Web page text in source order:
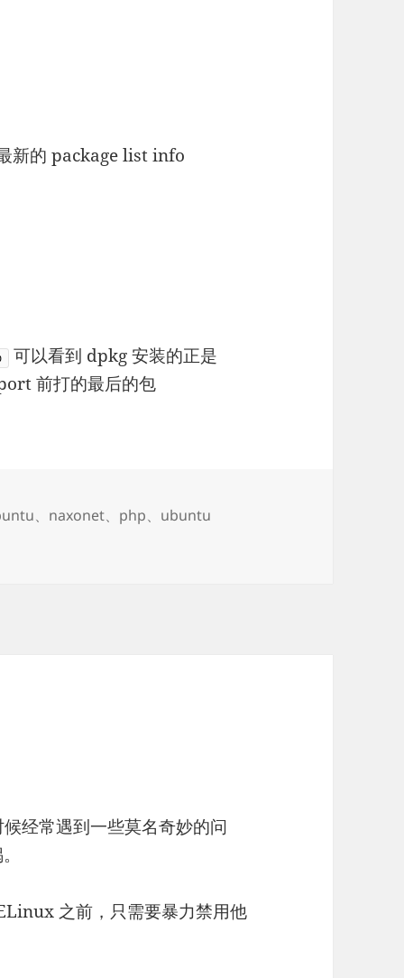
新的 package list info
可以看到 dpkg 安装的正是
前打的最后的包
、 naxonet、 php、 ubuntu
经常遇到一些莫名奇妙的问
之前，只需要暴力禁用他